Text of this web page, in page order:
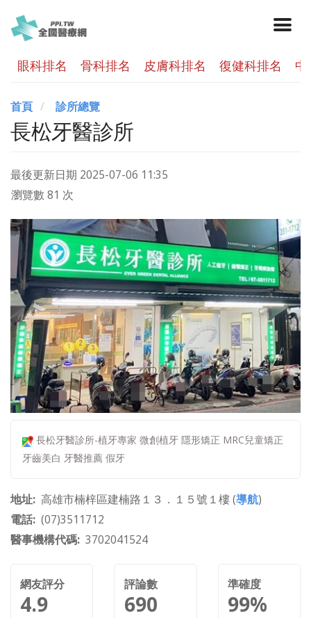
眼科排名 骨科排名 皮膚科排名 復健科排名
首頁 診所總覽
長松牙醫診所
最後更新日期 2025-07-06 11:35
瀏覽數 81 次
長松牙醫診所-植牙專家 微創植牙 隱形矯正 MRC兒童矯正
牙齒美白 牙醫推薦 假牙
地址 高雄市楠梓區建楠路１３．１５號１樓 (導航)
電話 (07)3511712
醫事機構代碼 3702041524
網友評分
4.9
評論數
690
準確度
99%